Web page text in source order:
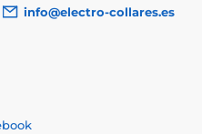
5 cm de ancho, 18 cm
mide 3,3 cm de
de profundidad y pesa
info@electro-collares.es